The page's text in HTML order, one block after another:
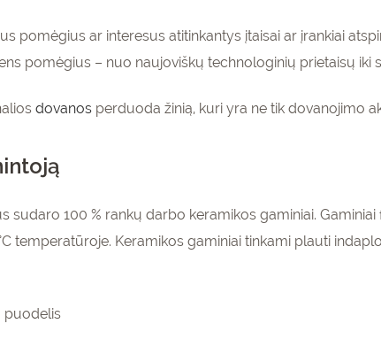
pomėgius ar interesus atitinkantys įtaisai ar įrankiai
pomėgius – nuo naujoviškų technologinių prietaisų iki
dovanos perduoda žinią, kuri yra ne tik dovanojimo
sudaro 100 % rankų darbo keramikos gaminiai.
temperatūroje. Keramikos gaminiai tinkami plauti
puodelis